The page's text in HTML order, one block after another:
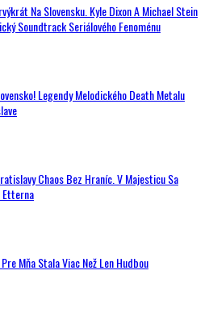
Na Slovensku. Kyle Dixon A Michael Stein
Soundtrack Seriálového Fenoménu
Legendy Melodického Death Metalu
Chaos Bez Hraníc. V Majesticu Sa
Etterna
Mňa Stala Viac Než Len Hudbou